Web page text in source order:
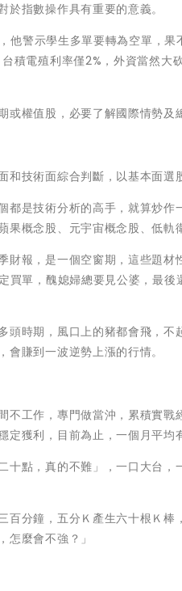
指數操作具有重要的意義。
他警示學生多單要轉為空單，
積電殖利率僅2%，外資當然大
或權值股，必要了解國際情勢及
技術面綜合判斷，以基本面選
都是技術分析的高手，就算炒
概念股、元宇宙概念股、低軌
財報，是一個空窗期，這些題
單，醜媳婦總要見公婆，最
頭時期，風口上的豬都會飛，
賺到一波逆勢上漲的行情。
不工作，專門做當沖，累積實
獲利，目前為止，一個月平均
十點，真的不難」，一口大台
百分鐘，五分Ｋ產生六十根Ｋ
麼會不強？」